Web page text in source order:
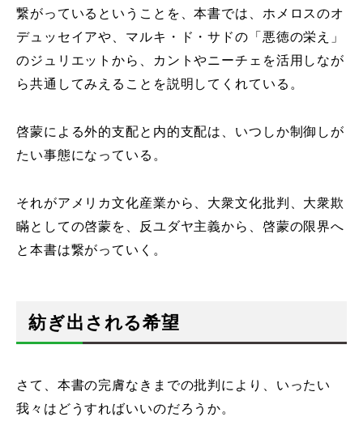
繋がっているということを、本書では、ホメロスのオ
デュッセイアや、マルキ・ド・サドの「悪徳の栄え」
のジュリエットから、カントやニーチェを活用しなが
ら共通してみえることを説明してくれている。
啓蒙による外的支配と内的支配は、いつしか制御しが
たい事態になっている。
それがアメリカ文化産業から、大衆文化批判、大衆欺
瞞としての啓蒙を、反ユダヤ主義から、啓蒙の限界へ
と本書は繋がっていく。
紡ぎ出される希望
さて、本書の完膚なきまでの批判により、いったい
我々はどうすればいいのだろうか。